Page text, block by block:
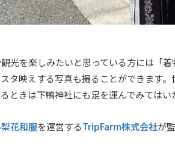
光を楽しみたいと思っている方には「
タ映えする写真も撮ることができます
ときは下鴨神社にも足を運んでみてはい
花和服を運営するTripFarm株式会社が